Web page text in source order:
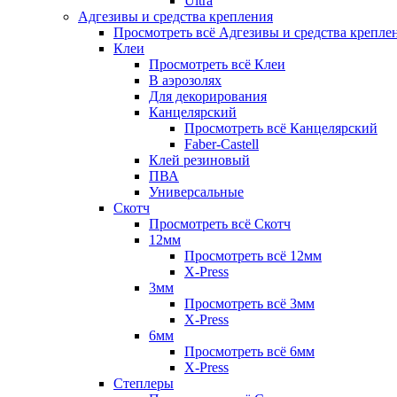
Адгезивы и средства крепления
Просмотреть всё Адгезивы и средства
Клеи
Просмотреть всё Клеи
В аэрозолях
Для декорирования
Канцелярский
Просмотреть всё Канцелярский
Faber-Castell
Клей резиновый
ПВА
Универсальные
Скотч
Просмотреть всё Скотч
12мм
Просмотреть всё 12мм
X-Press
3мм
Просмотреть всё 3мм
X-Press
6мм
Просмотреть всё 6мм
X-Press
Степлеры